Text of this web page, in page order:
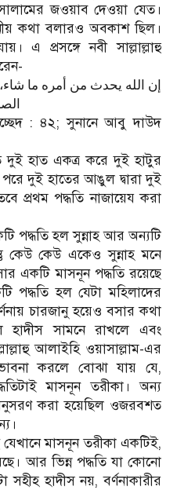
জওয়াব দেওয়া যেত।
কথা বলারও অবকাশ ছিল।
এ প্রসঙ্গে নবী সাল্লাল্লাহু
إن الله يحدث من أمره ما
: ৪২; সুনানে আবু দাউদ
দুই হাত একত্র করে দুই হাটুর
পরে দুই হাতের আঙুল দ্বারা দুই
প্রথম পদ্ধতি নাজায়েয করা
পদ্ধতি হল সুন্নাহ আর অন্যটি
কেউ কেউ একেও সুন্নাহ মনে
একটি মাসনূন পদ্ধতি রয়েছে
পদ্ধতি হল যেটা মহিলাদের
চারজানু হয়েও বসার কথা
হাদীস সামনে রাখলে এবং
আলাইহি ওয়াসাল্লাম-এর
ভাবনা করলে বোঝা যায় যে,
মাসনূন তরীকা। অন্য
করা হয়েছিল ওজরবশত
মাসনূন তরীকা একটিই,
আর ভিন্ন পদ্ধতি যা কোনো
সহীহ হাদীস নয়, বর্ণনাকারীর